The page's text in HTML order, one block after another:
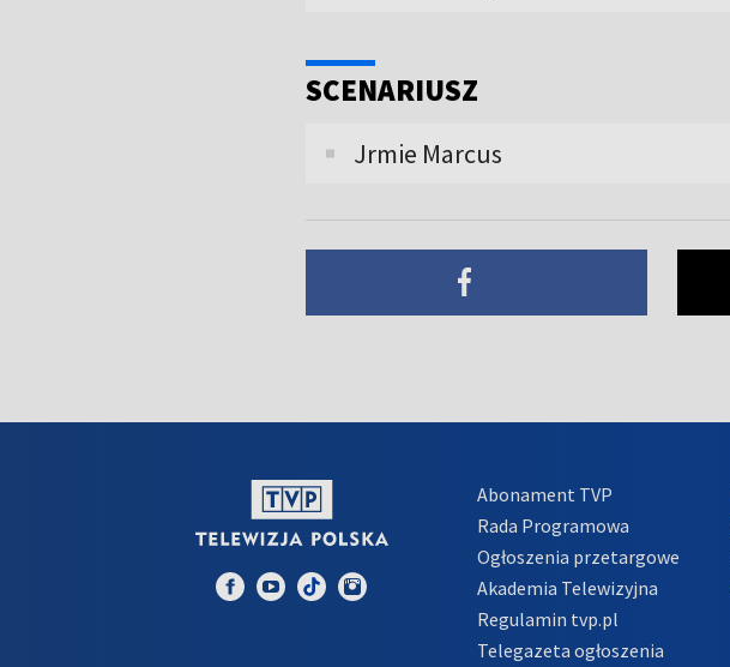
SCENARIUSZ
Jrmie Marcus
Abonament TVP
Rada Programowa
Ogłoszenia przetargowe
Akademia Telewizyjna
Regulamin tvp.pl
Telegazeta ogłoszenia